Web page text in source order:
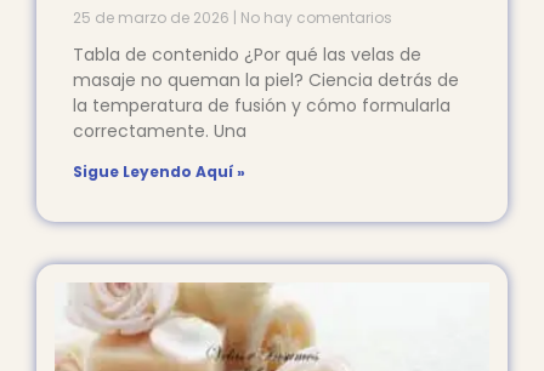
25 de marzo de 2026 No hay comentarios
Tabla de contenido ¿Por qué las velas de
masaje no queman la piel? Ciencia detrás de
la temperatura de fusión y cómo formularla
correctamente. Una
Sigue Leyendo Aquí »